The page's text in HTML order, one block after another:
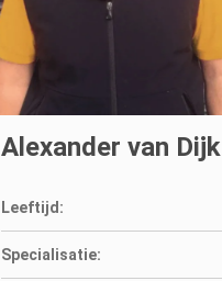
Alexander van Dijk
Leeftijd:
Specialisatie: